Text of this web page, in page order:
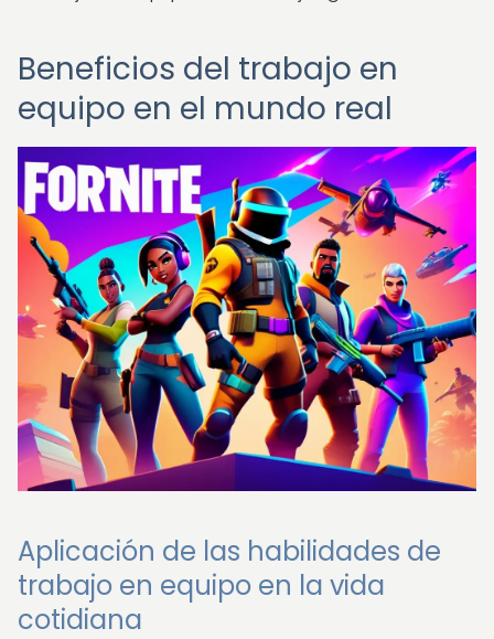
Beneficios del trabajo en
equipo en el mundo real
Aplicación de las habilidades de
trabajo en equipo en la vida
cotidiana